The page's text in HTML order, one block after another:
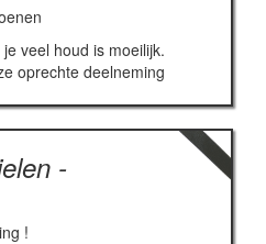
veel houd is moeilijk.
oprechte deelneming
-
!